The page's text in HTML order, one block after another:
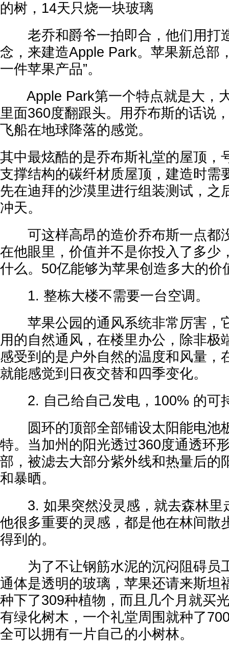
的树，14天只烧一块玻璃
老乔和爵爷一拍即合，他们用打
念，来建造Apple Park。苹果新总部
一件苹果产品”。
Apple Park第一个特点就是大，
里面360度翻跟头。用乔布斯的话说
飞船在地球降落的感觉。
其中最炫酷的是乔布斯礼堂的屋顶，
支撑结构的碳纤材质屋顶，建造时需
先在迪拜的沙漠里进行组装测试，之
冲天。
可这样高昂的造价乔布斯一点都
在他眼里，价值并不是你投入了多少
什么。50亿能够为苹果创造多大的价
1. 整栋大楼不需要一台空调。
苹果公园的通风系统非常厉害，
用的自然通风，在楼里办公，除非极
感受到的是户外自然的温度和风量，
就能感觉到日夜交替和四季变化。
2. 自己给自己发电，100% 的可
圆环的顶部全部铺设太阳能电池
特。当加州的阳光透过360度通透环
部，被滤去大部分紫外线和热量后的
和暴晒。
3. 如果突然没灵感，就去森林里
他很多重要的灵感，都是他在林间散
得到的。
为了不让钢筋水泥的沉闷阻碍员
通体是透明的玻璃，苹果还请来斯坦
种下了309种植物，而且几个月就买
有绿化树木，一个礼堂周围就种了
全可以拥有一片自己的小树林。